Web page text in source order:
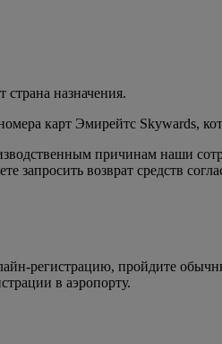
страна назначения.
карт Эмирейтс Skywards,
причинам наши
запросить возврат средств
регистрацию, пройдите
в аэропорту.